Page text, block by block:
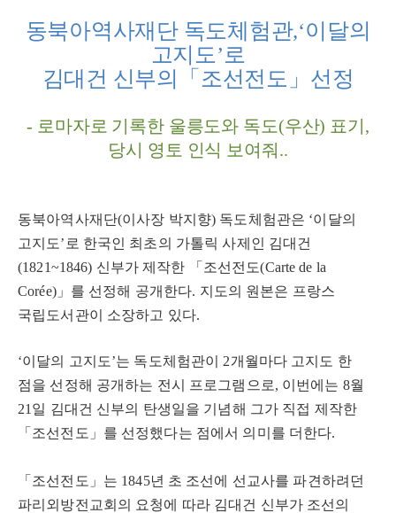
동북아역사재단 독도체험관,‘이달의
고지도 ’ 로
김대건 신부의
「 조선전도 」 선정
- 로마자로 기록한 울릉도와 독도(우산) 표기 ,
당시 영토 인식 보여줘 ..
동북아역사재단(이사장 박지향) 독도체험관은 ‘이달의
고지도’ 로 한국인 최초의 가톨릭 사제인 김대건
(1821~1846) 신부가 제작한 「 조선전도(Carte de la
Corée)」 를 선정해 공개한다. 지도의 원본은 프랑스
국립도서관이 소장하고 있다.
‘이달의 고지도’는 독도체험관이 2개월마다 고지도 한
점을 선정해 공개하는 전시 프로그램으로, 이번에는 8월
21 일 김대건 신부의 탄생일을 기념해 그가 직접 제작한
「 조선전도 」 를 선정했다는 점에서 의미를 더한다.
「 조선전도 」 는 1845년 초 조선에 선교사를 파견하려던
파리외방전교회의 요청에 따라 김대건 신부가 조선의